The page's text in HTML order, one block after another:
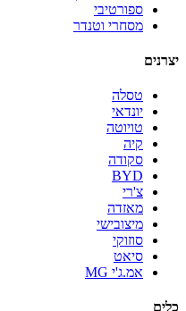
ספורטיבי
מסחרי וטנדר
יצרנים
טסלה
יונדאי
טויוטה
קיה
סקודה
BYD
צ'רי
מאזדה
מיצובישי
סוזוקי
סיאט
אמ.ג'י MG
כלים